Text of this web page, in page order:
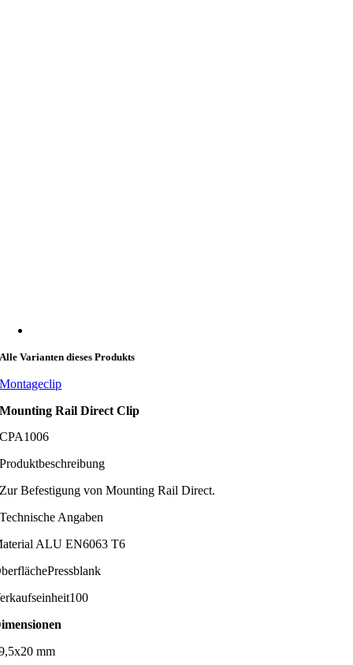
Alle Varianten dieses Produkts
Montageclip
Mounting Rail Direct Clip
Produktbeschreibung
Zur Befestigung von Mounting Rail Direct.
Technische Angaben
ALU EN6063 T6
Pressblank
100
mm